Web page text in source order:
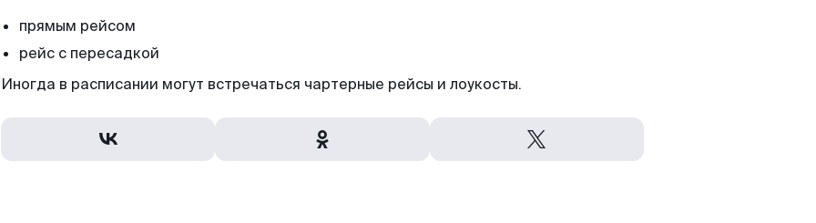
прямым рейсом
рейс с пересадкой
Иногда в расписании могут встречаться чартерные рейсы и лоукосты.